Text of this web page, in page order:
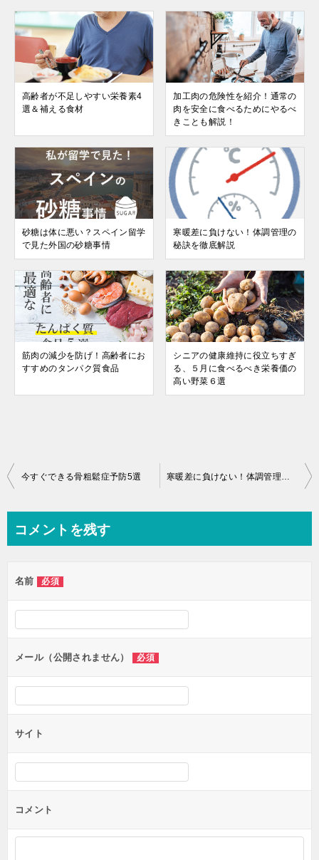
高齢者が不足しやすい栄養素4
選＆補える食材
加工肉の危険性を紹介！通常の
肉を安全に食べるためにやるべ
きことも解説！
砂糖は体に悪い？スペイン留学
で見た外国の砂糖事情
寒暖差に負けない！体調管理の
秘訣を徹底解説
筋肉の減少を防げ！高齢者にお
すすめのタンパク質食品
シニアの健康維持に役立ちすぎ
る、５月に食べるべき栄養価の
高い野菜６選
投
ビ
ー
シ
ョ
ン
今すぐできる骨粗鬆症予防5選 寒暖差に負けない！体調管理の秘訣を徹底解説
コメントを残す
名前 必須
メール（公開されません） 必須
サイト
コメント